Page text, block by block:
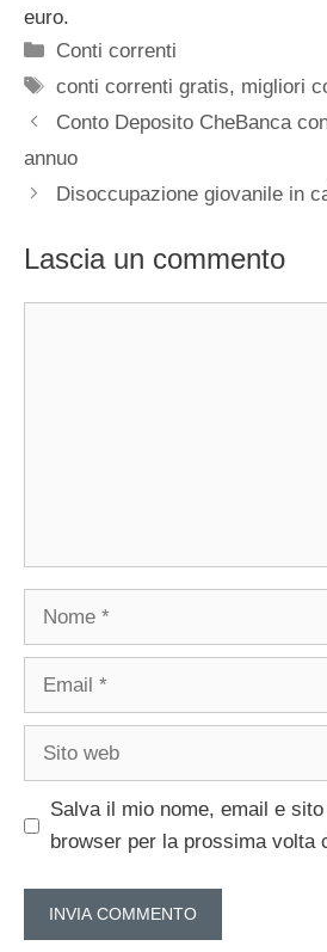
euro.
Categorie
Conti correnti
Tag
conti correnti gratis, migliori
Conto Deposito CheBanca
annuo
Disoccupazione giovanile in
Lascia un commento
Nome
Email
Sito
Salva il mio nome, email e
browser per la prossima volta